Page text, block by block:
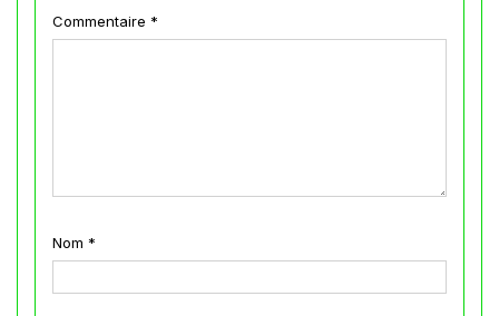
Commentaire *
Nom *